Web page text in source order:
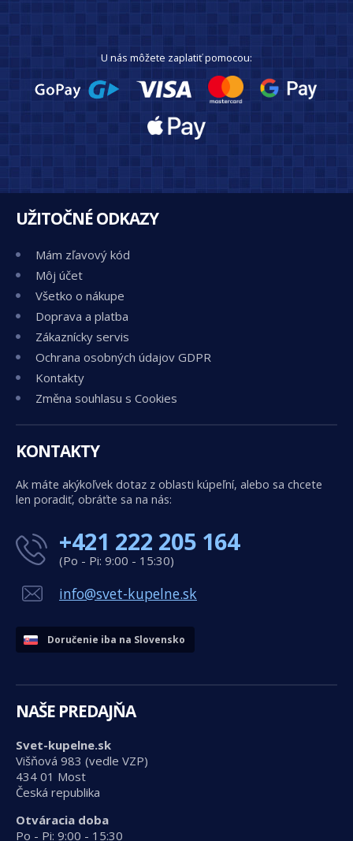
U nás môžete zaplatiť pomocou:
UŽITOČNÉ ODKAZY
Mám zľavový kód
Môj účet
Všetko o nákupe
Doprava a platba
Zákaznícky servis
Ochrana osobných údajov GDPR
Kontakty
Změna souhlasu s Cookies
KONTAKTY
Ak máte akýkoľvek dotaz z oblasti kúpeľní, alebo sa chcete
len poradiť, obráťte sa na nás:
+421 222 205 164
(Po - Pi: 9:00 - 15:30)
info@svet-kupelne.sk
Doručenie iba na Slovensko
NAŠE PREDAJŇA
Svet-kupelne.sk
Višňová 983 (vedle VZP)
434 01 Most
Česká republika
Otváracia doba
Po - Pi: 9:00 - 15:30